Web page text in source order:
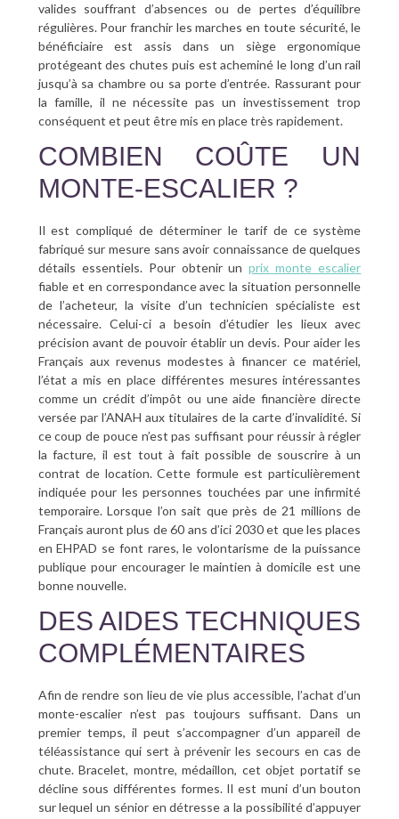
valides souffrant d’absences ou de pertes d’équilibre
régulières. Pour franchir les marches en toute sécurité, le
bénéficiaire est assis dans un siège ergonomique
protégeant des chutes puis est acheminé le long d’un rail
jusqu’à sa chambre ou sa porte d’entrée. Rassurant pour
la famille, il ne nécessite pas un investissement trop
conséquent et peut être mis en place très rapidement.
COMBIEN COÛTE UN
MONTE-ESCALIER ?
Il est compliqué de déterminer le tarif de ce système
fabriqué sur mesure sans avoir connaissance de quelques
détails essentiels. Pour obtenir unprix monte escalier
fiable et en correspondance avec la situation personnelle
de l’acheteur, la visite d’un technicien spécialiste est
nécessaire. Celui-ci a besoin d’étudier les lieux avec
précision avant de pouvoir établir un devis. Pour aider les
Français aux revenus modestes à financer ce matériel,
l’état a mis en place différentes mesures intéressantes
comme un crédit d’impôt ou une aide financière directe
versée par l’ANAH aux titulaires de la carte d’invalidité. Si
ce coup de pouce n’est pas suffisant pour réussir à régler
la facture, il est tout à fait possible de souscrire à un
contrat de location. Cette formule est particulièrement
indiquée pour les personnes touchées par une infirmité
temporaire. Lorsque l’on sait que près de 21 millions de
Français auront plus de 60 ans d’ici 2030 et que les places
en EHPAD se font rares, le volontarisme de la puissance
publique pour encourager le maintien à domicile est une
bonne nouvelle.
DES AIDES TECHNIQUES
COMPLÉMENTAIRES
Afin de rendre son lieu de vie plus accessible, l’achat d’un
monte-escalier n’est pas toujours suffisant. Dans un
premier temps, il peut s’accompagner d’un appareil de
téléassistance qui sert à prévenir les secours en cas de
chute. Bracelet, montre, médaillon, cet objet portatif se
décline sous différentes formes. Il est muni d’un bouton
sur lequel un sénior en détresse a la possibilité d’appuyer